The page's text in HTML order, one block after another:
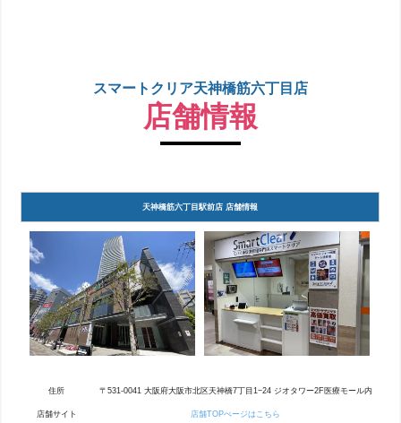
スマートクリア天神橋筋六丁目店
店舗情報
天神橋筋六丁目駅前店 店舗情報
住所 〒531-0041 大阪府大阪市北区天神橋7丁目1−24 ジオタワー2F医療モール内
店舗サイト 店舗TOPぺージはこちら